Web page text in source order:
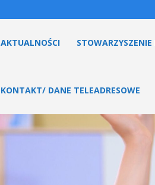
AKTUALNOŚCI
KONTAKT/ DANE TELEADRESOWE